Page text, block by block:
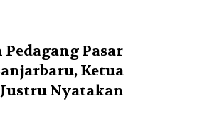
Pasar
Ketua
Nyatakan